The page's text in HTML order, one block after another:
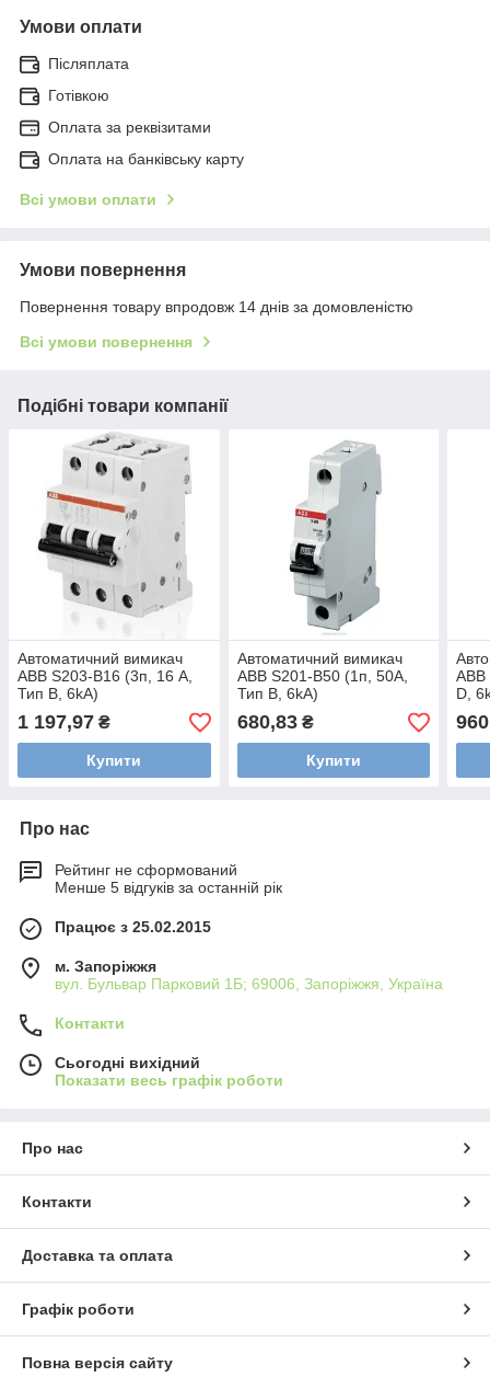
Умови оплати
Післяплата
Готівкою
Оплата за реквізитами
Оплата на банківську карту
Всі умови оплати
Умови повернення
Повернення товару впродовж 14 днів за домовленістю
Всі умови повернення
Подібні товари компанії
Автоматичний вимикач
ABB S203-B16 (3п, 16 A,
Тип B, 6kA)
2CDS253001R0165
1 197,97 ₴
Купити
Автоматичний вимикач
ABB S201-B50 (1п, 50A,
Тип B, 6kA)
2CDS251001R0505
680,83₴
Купити
D,
Про нас
Рейтинг не сформований
Менше 5 відгуків за останній рік
Працює з 25.02.2015
м. Запоріжжя
вул. Бульвар Парковий 1Б; 69006, Запоріжжя, Україна
Контакти
Сьогодні вихідний
Показати весь графік роботи
Про нас
Контакти
Доставка та оплата
Графік роботи
Повна версія сайту